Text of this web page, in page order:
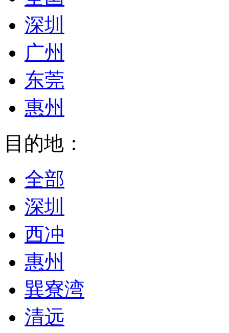
深圳
广州
东莞
惠州
目的地：
全部
深圳
西冲
惠州
巽寮湾
清远